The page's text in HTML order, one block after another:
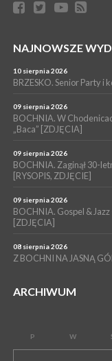
POWIAT BRZESKI.
WYDARZENIA
POWIAT BRZESKI.
samochodem
WYDARZENIA
06 sierpnia 2026
BOCHNIA. Dziś w
NAJNOWSZE
10 sierpnia 2026
BRZESKO. Senior Party
09 sierpnia 2026
BOCHNIA. W
„Baca” [ZDJĘCIA]
09 sierpnia 2026
BOCHNIA. Zaginął 30-
[RYSOPIS, ZDJĘCIE]
09 sierpnia 2026
BOCHNIA. Gospel &
[ZDJĘCIA]
08 sierpnia 2026
Z BOCHNI NA JASNĄ
ARCHIWUM
P W